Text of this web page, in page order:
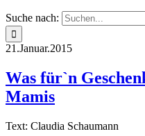
Suche nach:
21.Januar.2015
Was für`n
Mamis
Text: Claudia Schaumann